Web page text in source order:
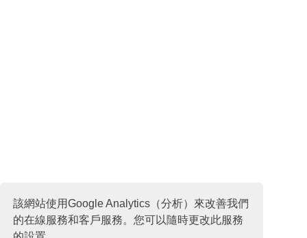
該網站使用Google Analytics（分析）來改善我們
的在線服務和客戶服務。您可以隨時更改此服務